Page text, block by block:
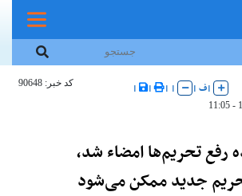
|ف |
|
|
|
|
کد خبر: 90648
رفع تحریم‌ها امضاء شد،
جدید ممکن می‌شود